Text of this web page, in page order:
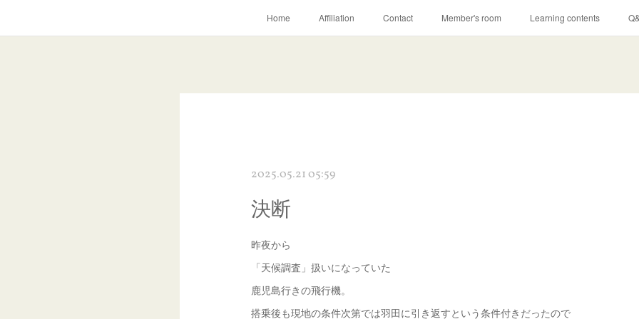
Home Affiliation Contact Member's room Learning contents
2025.05.21 05:59
決断
昨夜から
「天候調査」扱いになっていた
鹿児島行きの飛行機。
搭乗後も現地の条件次第では羽田に引き返すという条件付きだったので